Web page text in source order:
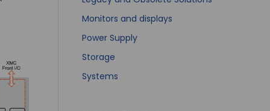
Monitors and displays
Power Supply
Storage
Systems